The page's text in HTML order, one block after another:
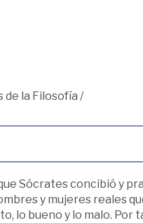
de la Filosofía /
Sócrates concibió y
y mujeres reales
lo bueno y lo malo. Por